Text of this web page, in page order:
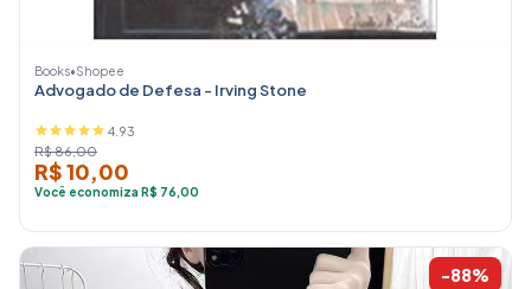
Books•Shopee
Advogado de Defesa - Irving Stone
4.93
R$ 86,00
R$ 10,00
Você economiza R$ 76,00
-88%